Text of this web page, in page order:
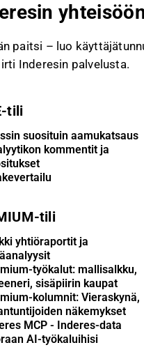
paitsi – luo
Inderesin palvelusta.
tili
suosituin aamukatsaus
kommentit ja
tili
yhtiöraportit ja
työkalut: mallisalkku,
sisäpiirin kaupat
kolumnit: Vieraskynä,
näkemykset
MCP - Inderes-data
AI-työkaluihisi